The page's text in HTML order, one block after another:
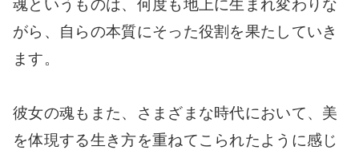
魂というものは、何度も地上に生まれ変わりな
がら、自らの本質にそった役割を果たしていき
ます。
彼女の魂もまた、さまざまな時代において、美
を体現する生き方を重ねてこられたように感じ